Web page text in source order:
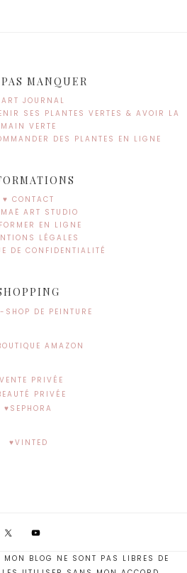
MANQUER
JOURNAL
SES PLANTES VERTES & AVOIR LA
MAIN VERTE
DES PLANTES EN LIGNE
♥ CONTACT
ART STUDIO
EN LIGNE
LÉGALES
DE CONFIDENTIALITÉ
DE PEINTURE
AMAZON
PRIVÉE
PRIVÉE
♥SEPHORA
♥VINTED
MON BLOG NE SONT PAS LIBRES DE